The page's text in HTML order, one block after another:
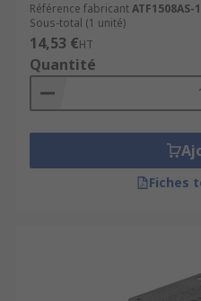
semi-conducteurs appelés
Les FPGA sont fabriqués à
logique de base,
de fois. Les FPGA sont
de radar, le matériel
Applications des CPLD
fonctions d'amorçage.
économiques pour les
Référence fabricantATF1508AS-
Sous-total (1 unité)
14,53 €HT
Quantité
Fiches